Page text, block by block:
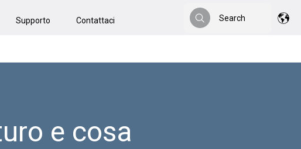
Supporto Contattaci
Search
Search
e cosa